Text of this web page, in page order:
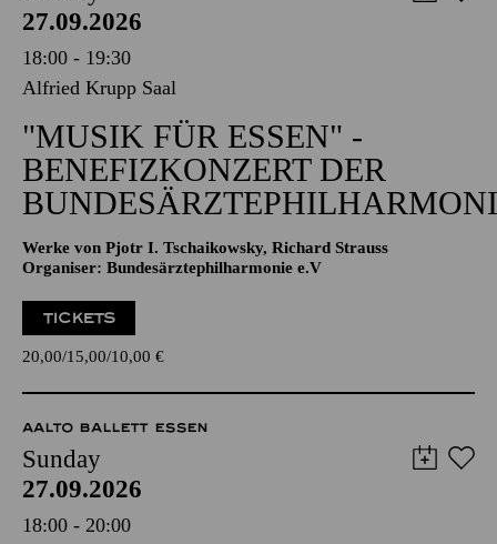
27.09.2026
18:00 - 19:30
Alfried Krupp Saal
"MUSIK FÜR ESSEN" -
BENEFIZKONZERT DER
Werke von Pjotr I. Tschaikowsky, Richard Strauss
Organiser: Bundesärztephilharmonie e.V
TICKETS
20,00 15,00 10,00 €
AALTO BALLETT ESSEN
Sunday
27.09.2026
18:00 - 20:00